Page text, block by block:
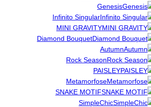
Genesis
Infinito Singular
MINI GRAVITY
Diamond Bouquet
Autumn
Rock Season
PAISLEY
Metamorfose
SNAKE MOTIF
SimpleChic